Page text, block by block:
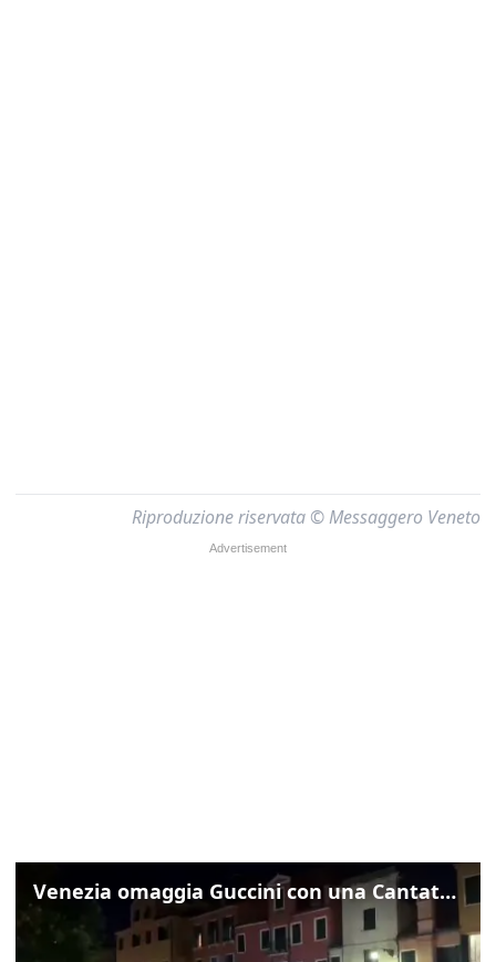
Riproduzione riservata © Messaggero Veneto
Venezia omaggia Guccini con una Cantata Anarchica in campo Santa Margherita